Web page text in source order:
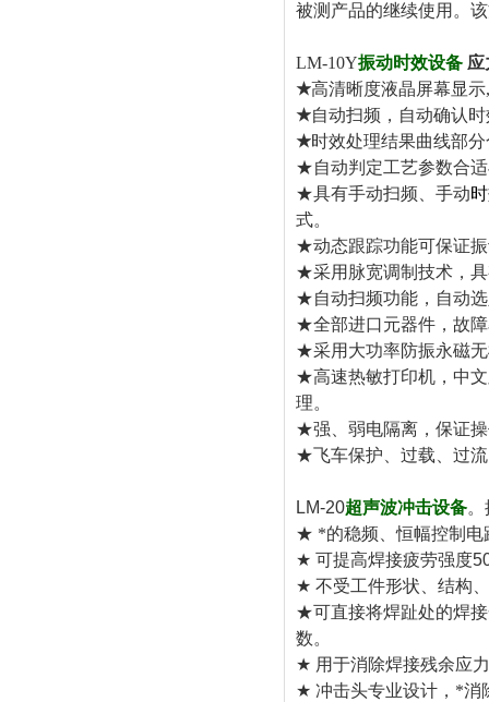
被测产品的继续使用。
LM-10Y振动时效设备 应
★高清晰度液晶屏幕显
★自动扫频，自动确认
★时效处理结果曲线部
★自动判定工艺参数合
★具有手动扫频、手动
式。
★动态跟踪功能可保证
★采用脉宽调制技术，
★自动扫频功能，自动
★全部进口元器件，故
★采用大功率防振永磁
★高速热敏打印机，中
理。
★强、弱电隔离，保证
★飞车保护、过载、过
LM-20超声波冲击设备
★ *的稳频、恒幅控制电
★ 可提高焊接疲劳强度
★ 不受工件形状、结构
★可直接将焊趾处的焊
数
★ 用于消除焊接残
★ 冲击头专业设计，*消